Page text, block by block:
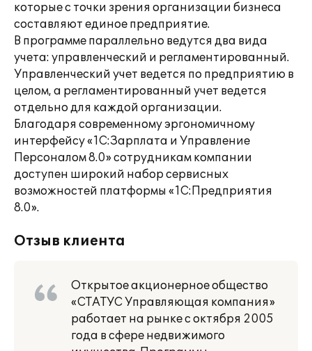
которые с точки зрения организации бизнеса
составляют единое предприятие.
В программе параллельно ведутся два вида
учета: управленческий и регламентированный.
Управленческий учет ведется по предприятию в
целом, а регламентированный учет ведется
отдельно для каждой организации.
Благодаря современному эргономичному
интерфейсу «1С:Зарплата и Управление
Персоналом 8.0» сотрудникам компании
доступен широкий набор сервисных
возможностей платформы «1С:Предприятия
8.0».
Отзыв клиента
Открытое акционерное общество
«СТАТУС Управляющая компания»
работает на рынке с октября 2005
года в сфере недвижимого